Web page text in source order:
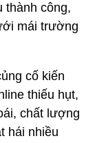
thành công,
mái trường
cố kiến
thiếu hụt,
chất lượng
hái nhiều